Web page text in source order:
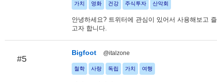
가치 영화 건강 주식투자 산악회
안녕하세요? 트위터에 관심이 있어서 사용해보고
고자 합니다.
#5
Bigfoot @italzone
철학 사랑 독립 가치 여행